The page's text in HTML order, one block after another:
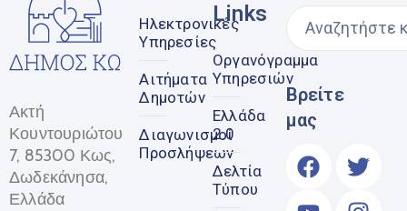
Ακτή
Κουντουριώτου
7, 85300 Κως,
Δωδεκάνησα,
Ελλάδα
Ηλεκτρονικές
Υπηρεσίες
Αιτήματα
Δημοτών
Διαγωνισμοί
Προσλήψεων
Links
Οργανόγραμμα
Υπηρεσιών
Ελλάδα
2.0
Δελτία
Τύπου
Βρείτε
μας